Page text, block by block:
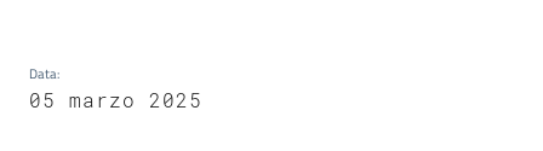
Data:
05 marzo 2025